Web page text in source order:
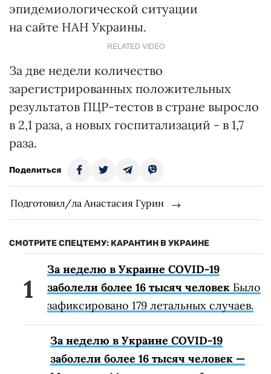
эпидемиологической ситуации
на сайте НАН Украины.
RELATED VIDEO
За две недели количество
зарегистрированных положительных
результатов ПЦР-тестов в стране выросло
в 2,1 раза, а новых госпитализаций - в 1,7
раза.
Поделиться
Подготовил/ла Анастасия Гурин
СМОТРИТЕ СПЕЦТЕМУ: КАРАНТИН В УКРАИНЕ
За неделю в Украине COVID-19
заболели более 16 тысяч человек Было
зафиксировано 179 летальных случаев.
За неделю в Украине COVID-19
заболели более 16 тысяч человек —